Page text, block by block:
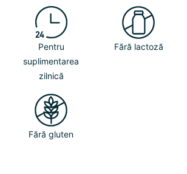
Pentru
suplimentarea
zilnică
Fără lactoză
Fără gluten